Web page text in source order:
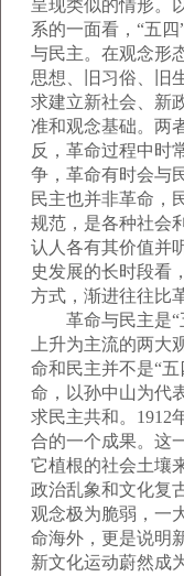
呈现类似的情形。
系的一面看，“五
与民主。在观念形
思想、旧习俗、旧
求建立新社会、新
准和观念基础。两
反，革命过程中时
争，革命有时会与
民主也并非革命，
规范，是各种社会
认人各有其价值并
史发展的长时段看
方式，渐进往往比
革命与民主是“
上升为主流的两大
命和民主并不是“
命，以孙中山为代
求民主共和。1912
合的一个成果。这
它植根的社会土壤
政治乱象和文化复
观念极为脆弱，一
命海外，更是说明
新文化运动蔚然成